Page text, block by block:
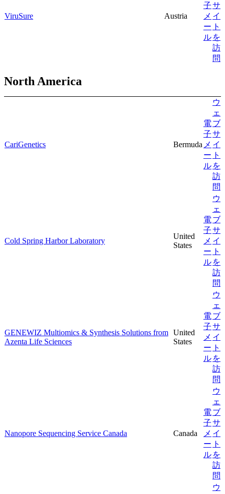
ViruSure Austria
子
メ
ー
ル
サ
イ
ト
を
訪
問
North America
CariGenetics Bermuda
電
子
メ
ー
ル
ウ
ェ
ブ
サ
イ
ト
を
訪
問
Cold Spring Harbor Laboratory
United
States
電
子
メ
ー
ル
ウ
ェ
ブ
サ
イ
ト
を
訪
問
GENEWIZ Multiomics & Synthesis Solutions from
Azenta Life Sciences
United
States
電
子
メ
ー
ル
ウ
ェ
ブ
サ
イ
ト
を
訪
問
Nanopore Sequencing Service Canada Canada
電
子
メ
ー
ル
ウ
ェ
ブ
サ
イ
ト
を
訪
問
ウ